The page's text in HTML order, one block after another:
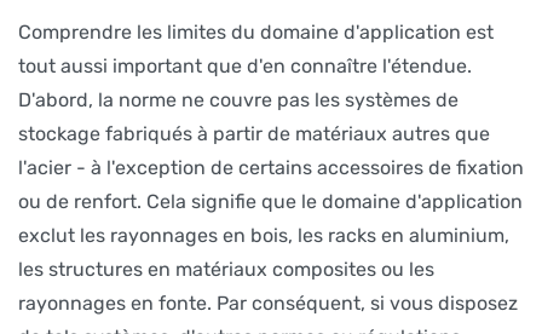
Comprendre les limites du domaine d'application est
tout aussi important que d'en connaître l'étendue.
D'abord, la norme ne couvre pas les systèmes de
stockage fabriqués à partir de matériaux autres que
l'acier - à l'exception de certains accessoires de fixation
ou de renfort. Cela signifie que le domaine d'application
exclut les rayonnages en bois, les racks en aluminium,
les structures en matériaux composites ou les
rayonnages en fonte. Par conséquent, si vous disposez